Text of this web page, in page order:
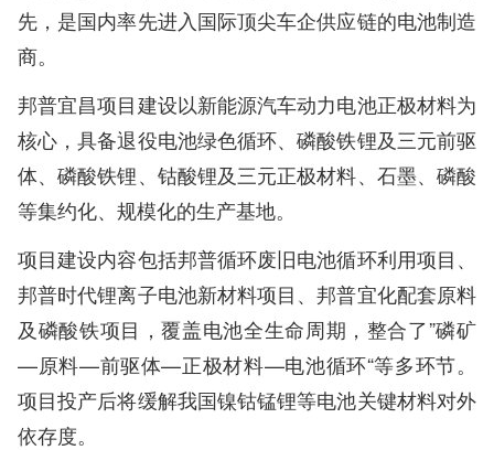
先，是国内率先进入国际顶尖车企供应链的电池制造
商。
邦普宜昌项目建设以新能源汽车动力电池正极材料为
核心，具备退役电池绿色循环、磷酸铁锂及三元前驱
体、磷酸铁锂、钴酸锂及三元正极材料、石墨、磷酸
等集约化、规模化的生产基地。
项目建设内容包括邦普循环废旧电池循环利用项目、
邦普时代锂离子电池新材料项目、邦普宜化配套原料
及磷酸铁项目，覆盖电池全生命周期，整合了”磷矿
—原料—前驱体—正极材料—电池循环“等多环节。
项目投产后将缓解我国镍钴锰锂等电池关键材料对外
依存度。